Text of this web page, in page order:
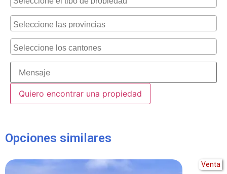
Opciones similares
Venta